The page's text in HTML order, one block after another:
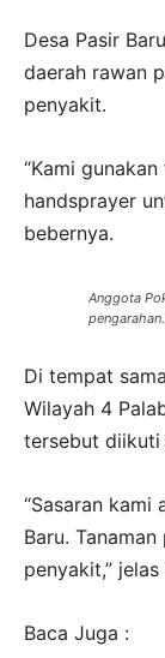
Desa Pasir
daerah rawan
penyakit.
“Kami
handsprayer
bebernya.
Anggota
Di tempat
Wilayah 4
tersebut diikuti
“Sasaran kami
Baru.
penyakit,”
Baca Juga :